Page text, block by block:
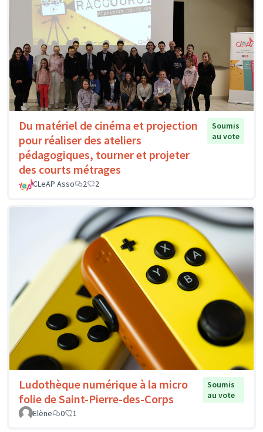
Du matériel de cinéma et projection
pour réaliser des ateliers
pédagogiques, tourner et projeter
des courts métrages
Soumis
au vote
CLeAP Asso 2 2
Ludothèque numérique à la micro
folie de Saint-Pierre-des-Corps
Soumis
au vote
Elène
0 1